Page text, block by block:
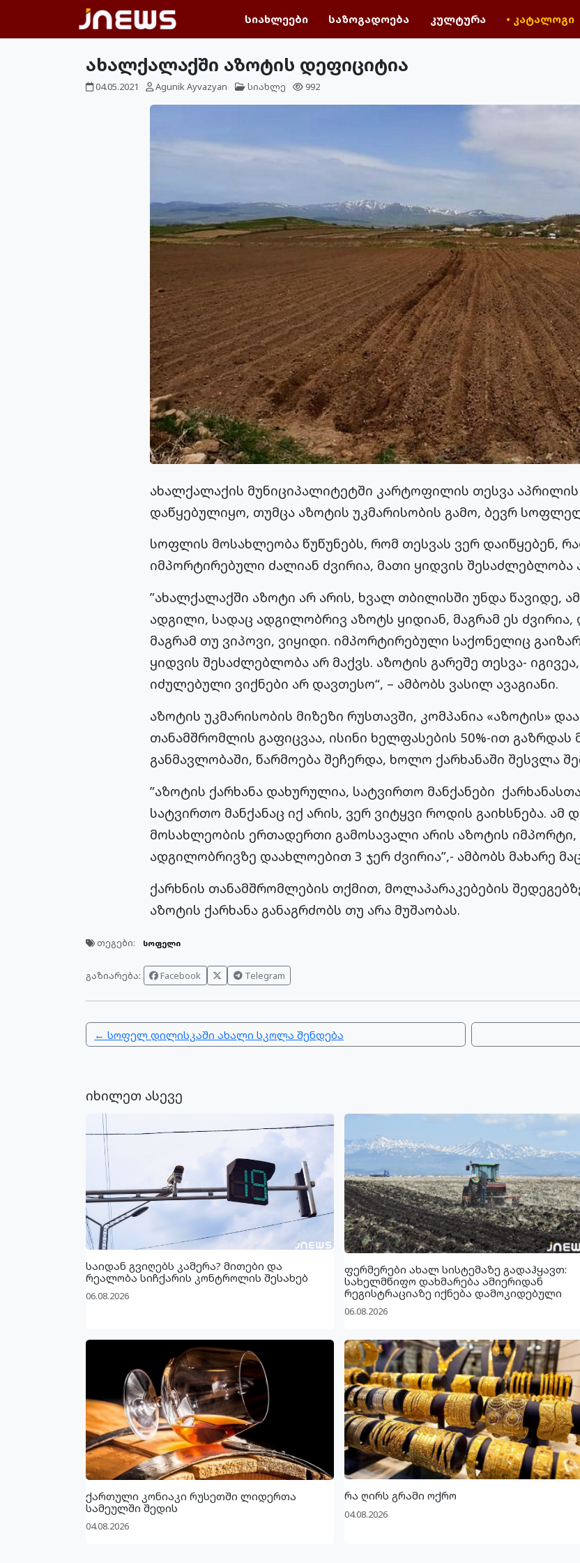
სიახლეები საზოგადოება კულტურა • კატალოგი
ახალქალაქში აზოტის დეფიციტია
04.05.2021 Agunik Ayvazyan სიახლე 992
ახალქალაქის მუნიციპალიტეტში კარტოფილის თესვა
დაწყებულიყო, თუმცა აზოტის უკმარისობის გამო, ბევრ
სოფლის მოსახლეობა წუწუნებს, რომ თესვას ვერ დაიწყებენ,
იმპორტირებული ძალიან ძვირია, მათი ყიდვის შესაძლებლობა
”ახალქალაქში აზოტი არ არის, ხვალ თბილისში უნდა წავიდე,
ადგილი, სადაც ადგილობრივ აზოტს ყიდიან, მაგრამ ეს
მაგრამ თუ ვიპოვი, ვიყიდი. იმპორტირებული საქონელიც
ყიდვის შესაძლებლობა არ მაქვს. აზოტის გარეშე თესვა-
იძულებული ვიქნები არ დავთესო“, – ამბობს ვასილ ავაგიანი.
აზოტის უკმარისობის მიზეზი რუსთავში, კომპანია «აზოტის»
თანამშრომლის გაფიცვაა, ისინი ხელფასების 50%-ით
განმავლობაში, წარმოება შეჩერდა, ხოლო ქარხანაში შესვლა
”აზოტის ქარხანა დახურულია, სატვირთო მანქანები
სატვირთო მანქანაც იქ არის, ვერ ვიტყვი როდის გაიხსნება.
მოსახლეობის ერთადერთი გამოსავალი არის აზოტის იმპორტი,
ადგილობრივზე დაახლოებით 3 ჯერ ძვირია”,- ამბობს მახარე
ქარხნის თანამშრომლების თქმით, მოლაპარაკებების
აზოტის ქარხანა განაგრძობს თუ არა მუშაობას.
თეგები: სოფელი
გაზიარება: Facebook Telegram
← სოფელ დილისკაში ახალი სკოლა შენდება
იხილეთ ასევე
საიდან გვიღებს კამერა? მითები და
რეალობა სიჩქარის კონტროლის შესახებ
06.08.2026
ფერმერები ახალ სისტემაზე გადაჰყავთ:
სახელმწიფო დახმარება ამიერიდან
რეგისტრაციაზე იქნება დამოკიდებული
06.08.2026
ქართული კონიაკი რუსეთში ლიდერთა
სამეულში შედის
04.08.2026
რა ღირს გრამი ოქრო
04.08.2026